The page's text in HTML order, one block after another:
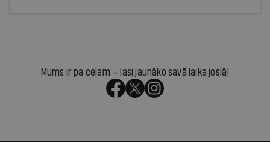
Mums ir pa ceļam — lasi jaunāko savā laika joslā!